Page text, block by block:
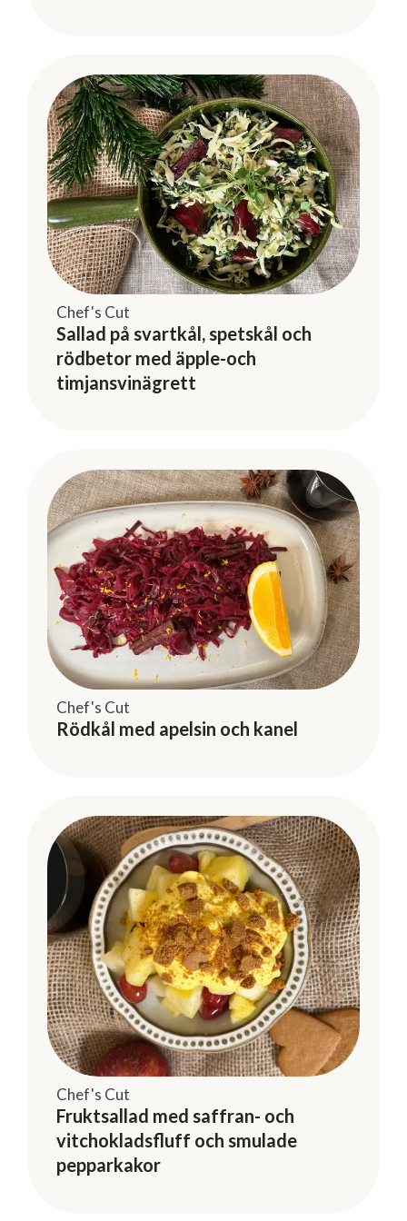
Chef's Cut
Sallad på svartkål, spetskål och
rödbetor med äpple-och
timjansvinägrett
Chef's Cut
Rödkål med apelsin och kanel
Chef's Cut
Fruktsallad med saffran- och
vitchokladsfluff och smulade
pepparkakor